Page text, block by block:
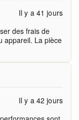
Il y a 41 jours
des frais de
appareil. La pièce
Il y a 42 jours